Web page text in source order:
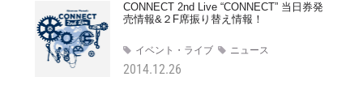
2014.12.26
CONNECT 2nd Live “CONNECT” 当日券発
売情報&２F席振り替え情報！
イベント・ライブ ニュース